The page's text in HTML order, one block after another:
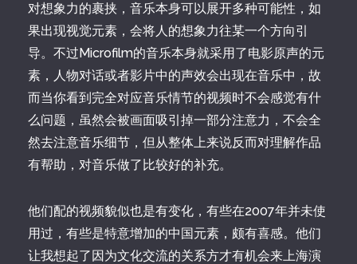
对想象力的裹挟，音乐本身可以展开多种可能性，如
果出现视觉元素，会将人的想象力往某一个方向引
导。不过Microfilm的音乐本身就采用了电影原声的元
素，人物对话或者影片中的声效会出现在音乐中，故
而当你看到完全对应音乐情节的视频时不会感觉有什
么问题，虽然会被画面吸引掉一部分注意力，不会全
然去注意音乐细节，但从整体上来说反而对理解作品
有帮助，对音乐做了比较好的补充。
他们配的视频貌似也是有变化，有些在2007年并未使
用过，有些是特意增加的中国元素，颇有喜感。他们
让我想起了因为文化交流的关系方才有机会来上海演